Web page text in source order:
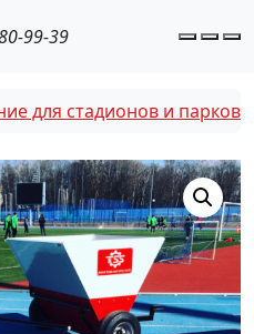
99-39
для стадионов и парков